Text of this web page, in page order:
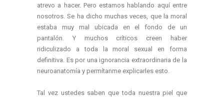
atrevo a hacer. Pero estamos hablando aquí entre
nosotros. Se ha dicho muchas veces, que la moral
estaba muy mal ubicada en el fondo de un
pantalón. Y muchos críticos creen haber
ridiculizado a toda la moral sexual en forma
definitiva. Es por una ignorancia extraordinaria de la
neuroanatomía y permítanme explicarles esto.
Tal vez ustedes saben que toda nuestra piel que